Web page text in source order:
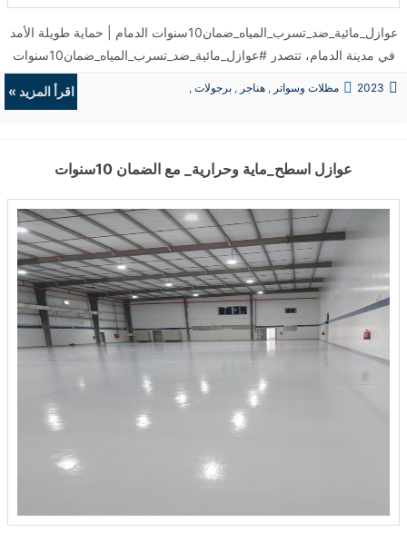
عوازل_مائية_ضد_تسرب_المياه_ضمان10سنوات الدمام | حماية طويلة الأمد
في مدينة الدمام، تتصدر #عوازل_مائية_ضد_تسرب_المياه_ضمان10سنوات
الدمام قائمة الحلول المثالية للحفاظ على المباني من أضرار الرطوبة
المستمرة. تم تطبيق أنظمة العزل الحديثة في مئات المشاريع السكنية
الأسطح من تسرب المياه؟ يُعد تسرب المياه أحد أكثر التحديات التي تواجه
خدمات #موسسة عوازل اسطح ضد تسرب المياه الخبر تُمكّن من تنفيذ
العزل المائي بدقة فائقة. وتُستخدم مواد عالية الجودة صُممت خصيصًا لتحمل
الظروف الجوية القاسية، مما يساعد على منع وصول الماء إلى الأسطح
الخرسانية. بمرور الوقت، قد تؤدي المياه المتراكمة إلى تشققات وتآكل
الطبقات الداخلية. ولهذا السبب، يتم تنفيذ طبقات العزل وفق معايير فنية
دقيقة لضمان الحماية القصوى. كيف يتم تنفيذ العوازل المائية والحرارية في
القطيف؟ يتم فحص الأسطح أولًا باستخدام أجهزة كشف الرطوبة المتقدمة،
ثم تُحدد طريقة العزل المناسبة حسب نوع السطح. ضمن خدمات عوازل
اسطح ضد تسرب المياه مع الضمان 10سنوات القطيف، تُستخدم تقنيات مثل
العزل باستخدام لفائف البيتومين، والعزل البوليمري، والعزل بالدهانات
في التنفيذ الجوانب الجمالية والتنظيمية بحيث لا يتأثر الشكل الخارجي
للمبنى. هل توجد حلول للعزل الحراري في الجبيل؟ نعم، فقد تم توسيع نطاق
2023 مظلات وسواتر , هناجر , برجولات ,
اقرأ المزيد »
عوازل اسطح_ماية وحرارية_ مع الضمان 10سنوات